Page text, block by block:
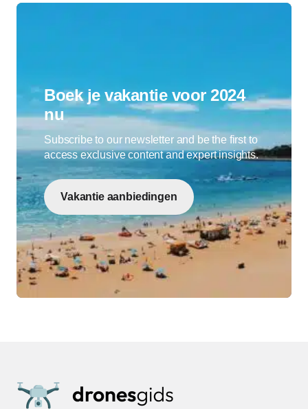
Boek je vakantie voor 2024
nu
Subscribe to our newsletter and be the first to
access exclusive content and expert insights.
Vakantie aanbiedingen